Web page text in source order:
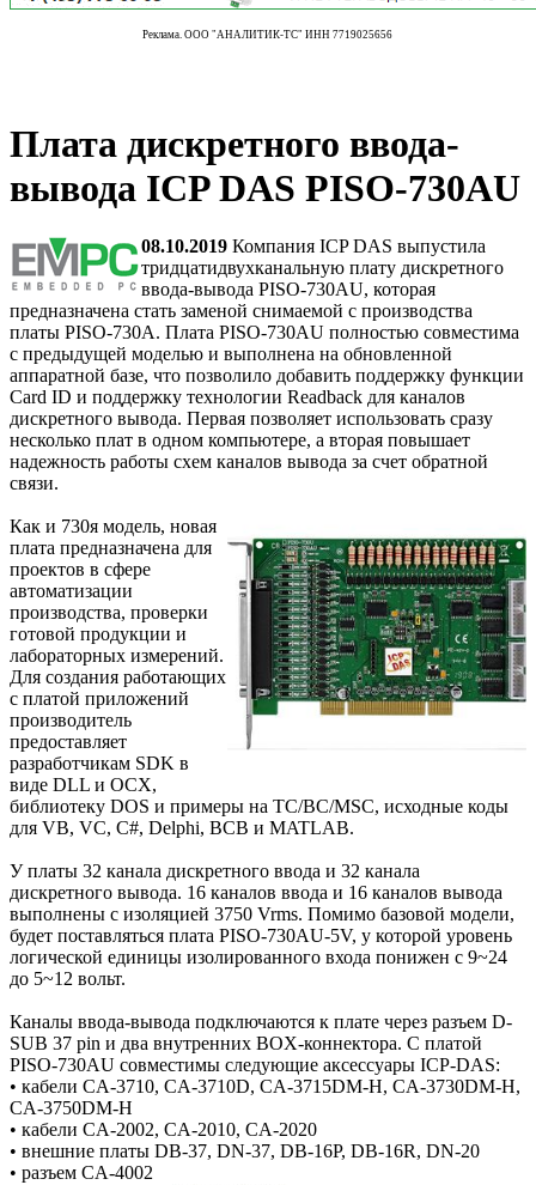
Реклама. ООО "АНАЛИТИК-ТС" ИНН 7719025656
Плата дискретного ввода-
вывода ICP DAS PISO-730AU
08.10.2019 Компания ICP DAS выпустила
тридцатидвухканальную плату дискретного
ввода-вывода PISO-730AU, которая
предназначена стать заменой снимаемой с производства
платы PISO-730A. Плата PISO-730AU полностью совместима
с предыдущей моделью и выполнена на обновленной
аппаратной базе, что позволило добавить поддержку функции
Card ID и поддержку технологии Readback для каналов
дискретного вывода. Первая позволяет использовать сразу
несколько плат в одном компьютере, а вторая повышает
надежность работы схем каналов вывода за счет обратной
связи.
Как и 730я модель, новая
плата предназначена для
проектов в сфере
автоматизации
производства, проверки
готовой продукции и
лабораторных измерений.
Для создания работающих
с платой приложений
производитель
предоставляет
разработчикам SDK в
виде DLL и OCX,
библиотеку DOS и примеры на TC/BC/MSC, исходные коды
для VB, VC, C#, Delphi, BCB и MATLAB.
У платы 32 канала дискретного ввода и 32 канала
дискретного вывода. 16 каналов ввода и 16 каналов вывода
выполнены с изоляцией 3750 Vrms. Помимо базовой модели,
будет поставляться плата PISO-730AU-5V, у которой уровень
логической единицы изолированного входа понижен с 9~24
до 5~12 вольт.
Каналы ввода-вывода подключаются к плате через разъем D-
SUB 37 pin и два внутренних BOX-коннектора. С платой
PISO-730AU совместимы следующие аксессуары ICP-DAS:
• кабели CA-3710, CA-3710D, CA-3715DM-H, CA-3730DM-H,
CA-3750DM-H
• кабели CA-2002, CA-2010, CA-2020
• внешние платы DB-37, DN-37, DB-16P, DB-16R, DN-20
• разъем CA-4002